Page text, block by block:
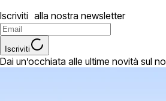
Iscriviti alla nostra newsletter
Iscriviti
Dai un’occhiata alle ultime novità sul